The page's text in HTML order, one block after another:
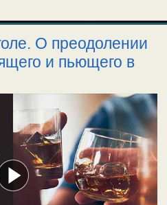
О преодолении
и пьющего в